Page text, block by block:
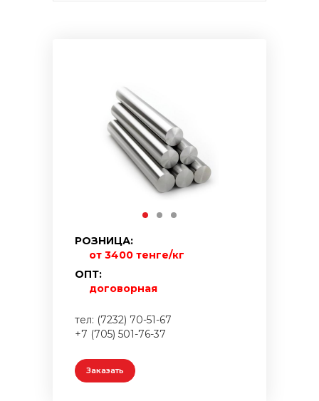
РОЗНИЦА:
от 3400 тенге/кг
ОПТ:
договорная
тел: (7232) 70-51-67
+7 (705) 501-76-37
Заказать